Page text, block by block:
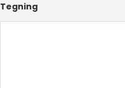
Tegning